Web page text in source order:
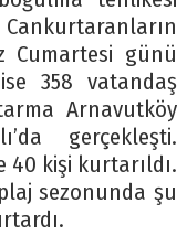
Cumartesi günü
358 vatandaş
Arnavutköy
gerçekleşti.
40 kişi kurtarıldı.
sezonunda şu